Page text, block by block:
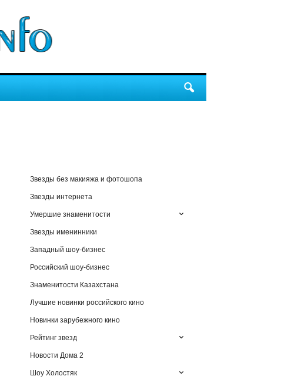
Звезды без макияжа и фотошопа
Звезды интернета
Умершие знаменитости
Звезды именинники
Западный шоу-бизнес
Российский шоу-бизнес
Знаменитости Казахстана
Лучшие новинки российского кино
Новинки зарубежного кино
Рейтинг звезд
Новости Дома 2
Шоу Холостяк